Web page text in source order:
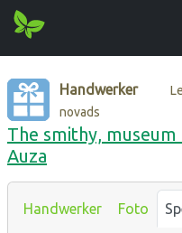
Handwerker
novads
The smithy,
Auza
Handwerker Foto